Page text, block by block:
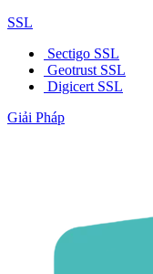
SSL
Sectigo SSL
Geotrust SSL
Digicert SSL
Giải Pháp